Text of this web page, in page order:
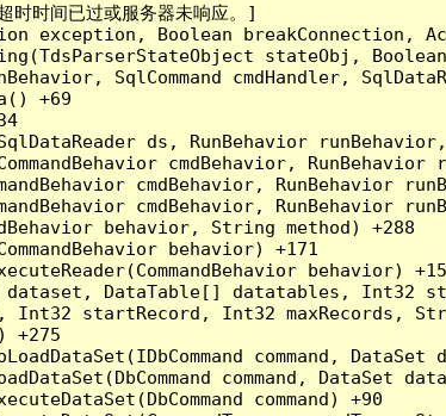
时间已过或服务器未响应。]
exception, Boolean breakConnection,
stateObj,
SqlCommand cmdHandler,
+69
ds, RunBehavior
cmdBehavior,
cmdBehavior, RunBehavior
cmdBehavior, RunBehavior
behavior, String method) +288
behavior) +171
behavior) +15
DataTable[] datatables, Int32
startRecord, Int32 maxRecords,
+275
command, DataSet
command, DataSet
command) +90